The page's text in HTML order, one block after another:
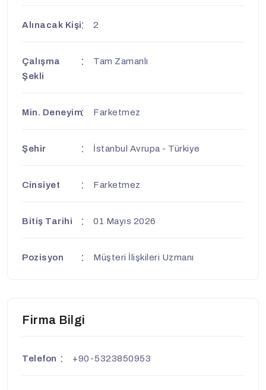
Alınacak Kişi 2
Çalışma
Şekli
Tam Zamanlı
Min. Deneyim Farketmez
Şehir İstanbul Avrupa - Türkiye
Cinsiyet Farketmez
Bitiş Tarihi 01 Mayıs 2026
Pozisyon Müşteri İlişkileri Uzmanı
Firma Bilgi
Telefon +90-5323850953